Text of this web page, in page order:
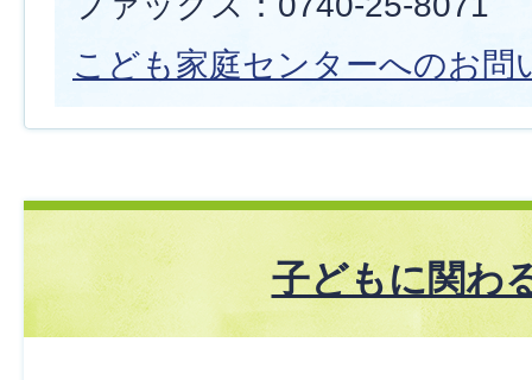
こども家庭センターへのお問
子どもに関わ